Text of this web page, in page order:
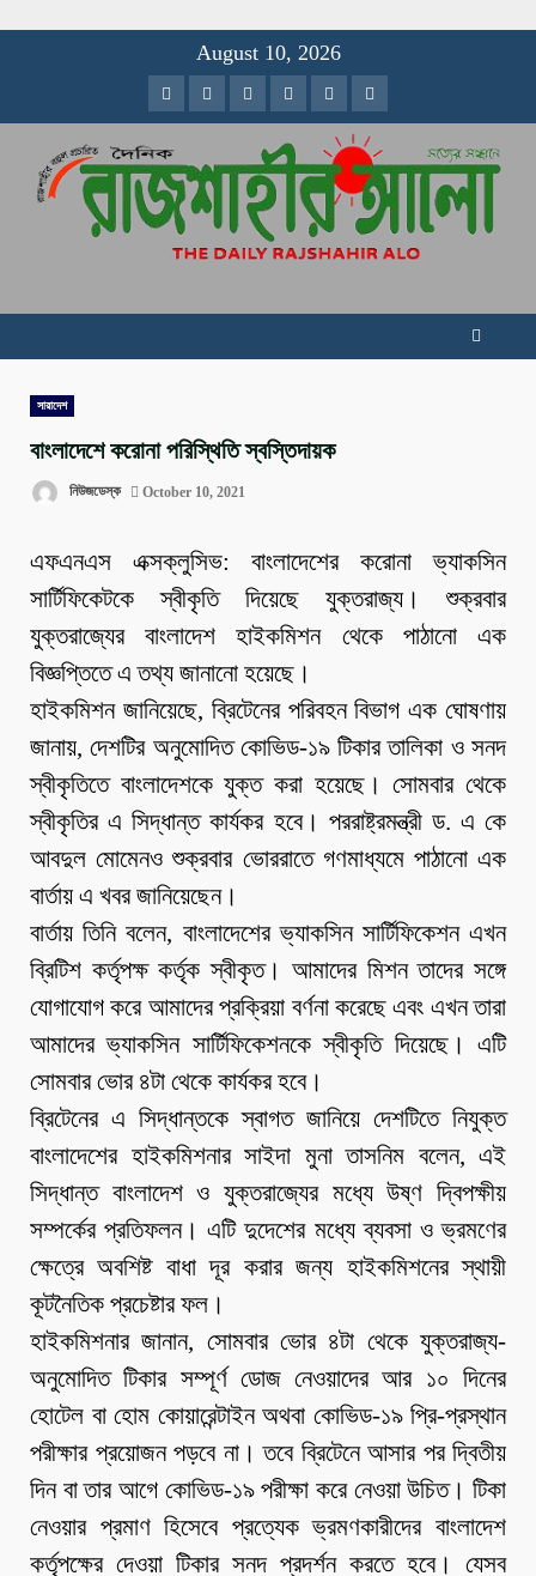
August 10, 2026
Facebook
TwitterInstagram
Youtube
VK LinkedIn
সারাদেশ
বাংলাদেশে করোনা পরিস্থিতি স্বস্তিদায়ক
নিউজডেস্ক October 10, 2021
এফএনএস এক্সক্লুসিভ: বাংলাদেশের করোনা ভ্যাকসিন
সার্টিফিকেটকে স্বীকৃতি দিয়েছে যুক্তরাজ্য। শুক্রবার
যুক্তরাজ্যের বাংলাদেশ হাইকমিশন থেকে পাঠানো এক
বিজ্ঞপ্তিতে এ তথ্য জানানো হয়েছে।
হাইকমিশন জানিয়েছে, ব্রিটেনের পরিবহন বিভাগ এক ঘোষণায়
জানায়, দেশটির অনুমোদিত কোভিড-১৯ টিকার তালিকা ও সনদ
স্বীকৃতিতে বাংলাদেশকে যুক্ত করা হয়েছে। সোমবার থেকে
স্বীকৃতির এ সিদ্ধান্ত কার্যকর হবে। পররাষ্ট্রমন্ত্রী ড. এ কে
আবদুল মোমেনও শুক্রবার ভোররাতে গণমাধ্যমে পাঠানো এক
বার্তায় এ খবর জানিয়েছেন।
বার্তায় তিনি বলেন, বাংলাদেশের ভ্যাকসিন সার্টিফিকেশন এখন
ব্রিটিশ কর্তৃপক্ষ কর্তৃক স্বীকৃত। আমাদের মিশন তাদের সঙ্গে
যোগাযোগ করে আমাদের প্রক্রিয়া বর্ণনা করেছে এবং এখন তারা
আমাদের ভ্যাকসিন সার্টিফিকেশনকে স্বীকৃতি দিয়েছে। এটি
সোমবার ভোর ৪টা থেকে কার্যকর হবে।
ব্রিটেনের এ সিদ্ধান্তকে স্বাগত জানিয়ে দেশটিতে নিযুক্ত
বাংলাদেশের হাইকমিশনার সাইদা মুনা তাসনিম বলেন, এই
সিদ্ধান্ত বাংলাদেশ ও যুক্তরাজ্যের মধ্যে উষ্ণ দ্বিপক্ষীয়
সম্পর্কের প্রতিফলন। এটি দুদেশের মধ্যে ব্যবসা ও ভ্রমণের
ক্ষেত্রে অবশিষ্ট বাধা দূর করার জন্য হাইকমিশনের স্থায়ী
কূটনৈতিক প্রচেষ্টার ফল।
হাইকমিশনার জানান, সোমবার ভোর ৪টা থেকে যুক্তরাজ্য-
অনুমোদিত টিকার সম্পূর্ণ ডোজ নেওয়াদের আর ১০ দিনের
হোটেল বা হোম কোয়ারেন্টাইন অথবা কোভিড-১৯ প্রি-প্রস্থান
পরীক্ষার প্রয়োজন পড়বে না। তবে ব্রিটেনে আসার পর দ্বিতীয়
দিন বা তার আগে কোভিড-১৯ পরীক্ষা করে নেওয়া উচিত। টিকা
নেওয়ার প্রমাণ হিসেবে প্রত্যেক ভ্রমণকারীদের বাংলাদেশ
কর্তৃপক্ষের দেওয়া টিকার সনদ প্রদর্শন করতে হবে। যেসব